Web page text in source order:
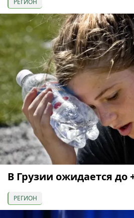
РЕГИОН
В Грузии ожидается до
РЕГИОН